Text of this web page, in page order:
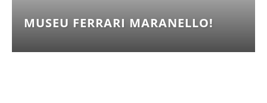
MUSEU FERRARI MARANELLO!